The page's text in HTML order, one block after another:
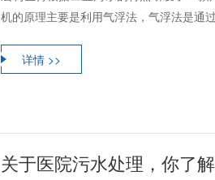
机的原理主要是利用气浮法，气浮法是通
详情 >>
关于医院污水处理，你了